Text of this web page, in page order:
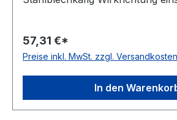
ABEC 1
57,31 €*
Preise inkl. MwSt. zzgl. Versandkosten
In den